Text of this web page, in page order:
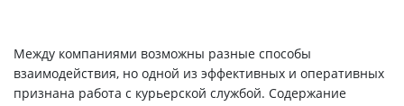
Между компаниями возможны разные способы
взаимодействия, но одной из эффективных и оперативных
признана работа с курьерской службой. Содержание